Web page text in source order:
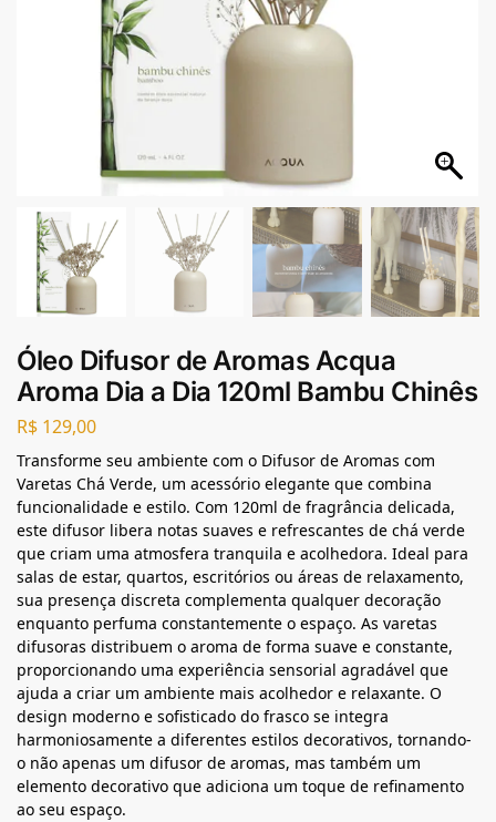
Óleo Difusor de Aromas Acqua
Aroma Dia a Dia 120ml Bambu Chinês
R$ 129,00
Transforme seu ambiente com o Difusor de Aromas com
Varetas Chá Verde, um acessório elegante que combina
funcionalidade e estilo. Com 120ml de fragrância delicada,
este difusor libera notas suaves e refrescantes de chá verde
que criam uma atmosfera tranquila e acolhedora. Ideal para
salas de estar, quartos, escritórios ou áreas de relaxamento,
sua presença discreta complementa qualquer decoração
enquanto perfuma constantemente o espaço. As varetas
difusoras distribuem o aroma de forma suave e constante,
proporcionando uma experiência sensorial agradável que
ajuda a criar um ambiente mais acolhedor e relaxante. O
design moderno e sofisticado do frasco se integra
harmoniosamente a diferentes estilos decorativos, tornando-
o não apenas um difusor de aromas, mas também um
elemento decorativo que adiciona um toque de refinamento
ao seu espaço.